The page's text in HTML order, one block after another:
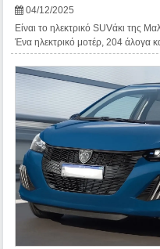
04/12/2025
Είναι το ηλεκτρικό SUVάκι της
Ένα ηλεκτρικό μοτέρ, 204 άλογα